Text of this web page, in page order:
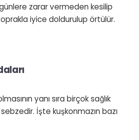
zarar vermeden kesilip
iyice doldurulup örtülür.
yanı sıra birçok sağlık
İşte kuşkonmazın bazı